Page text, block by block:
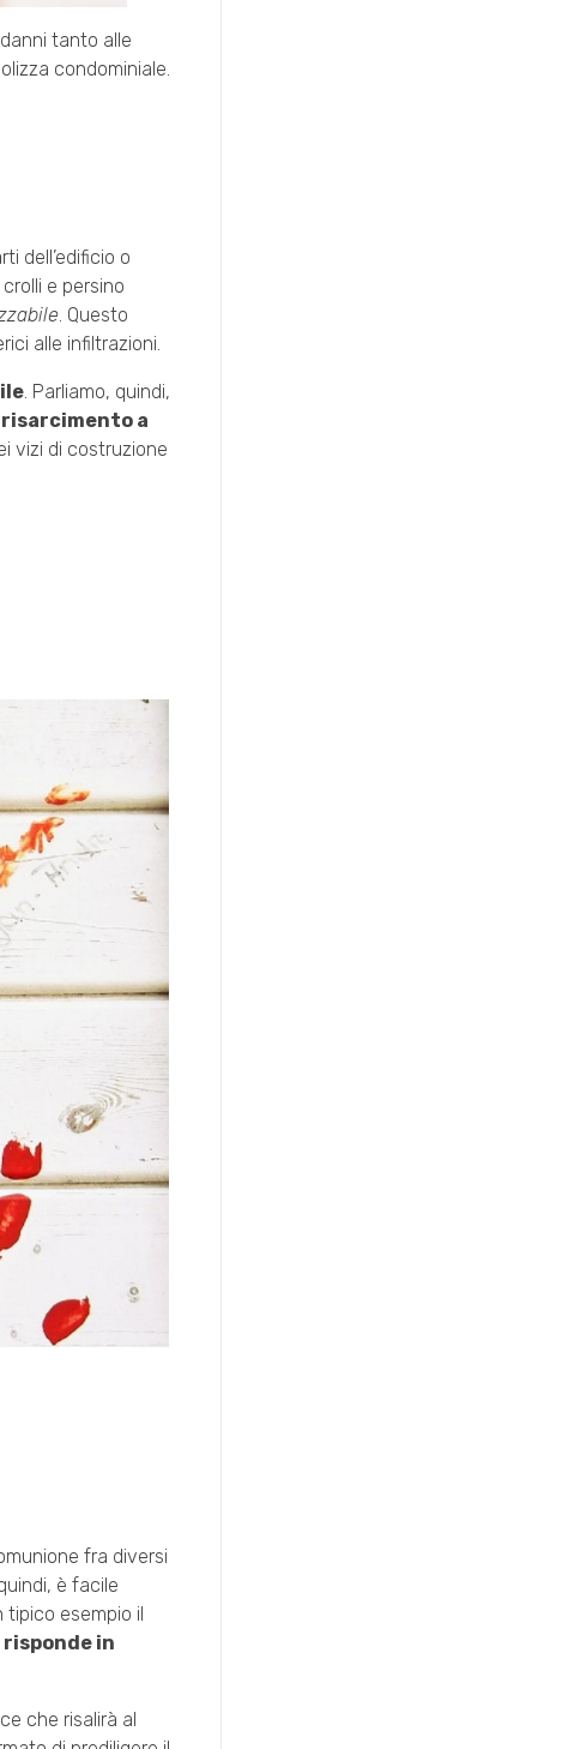
tanto alle
condominiale.
dell’edificio o
e persino
. Questo
alle infiltrazioni.
. Parliamo, quindi,
risarcimento a
vizi di costruzione
fra diversi
è facile
tipico esempio il
in
che risalirà al